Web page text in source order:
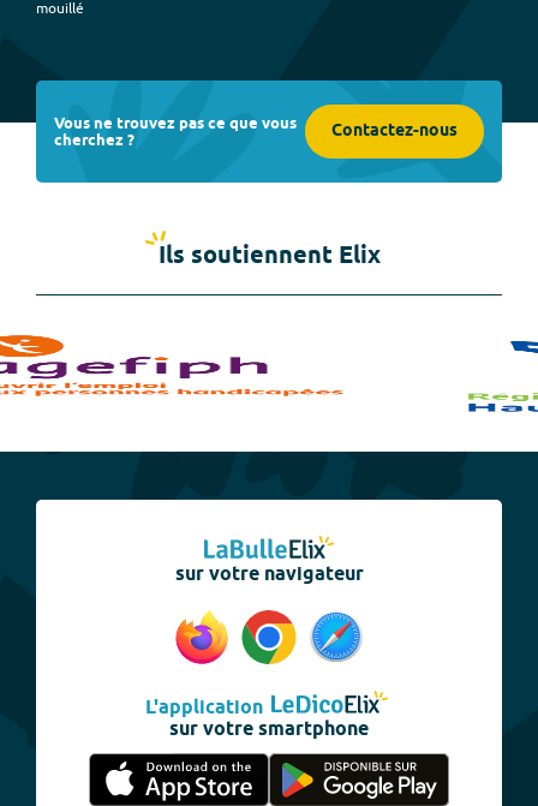
mouillé
Vous ne trouvez pas ce que vous
cherchez ? Contactez-nous
Ils soutiennent Elix
sur votre navigateur
L'application
sur votre smartphone